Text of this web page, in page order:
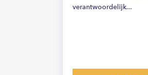
verantwoordelijk...